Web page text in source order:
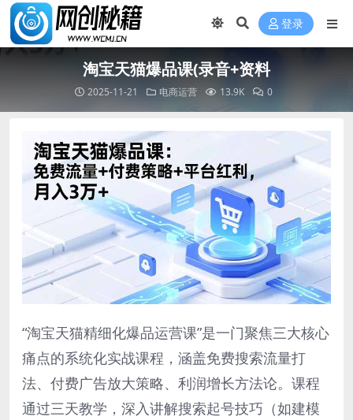
登录
淘宝天猫爆品课(录音+资料
2025-11-21 电商运营 13.9K 0
“淘宝天猫精细化爆品运营课”是一门聚焦三大核心
痛点的系统化实战课程，涵盖免费搜索流量打
法、付费广告放大策略、利润增长方法论。课程
通过三天教学，深入讲解搜索起号技巧（如建模